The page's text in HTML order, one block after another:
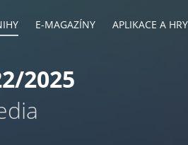
E-MAGAZÍNY APLIKACE A HRY
2025